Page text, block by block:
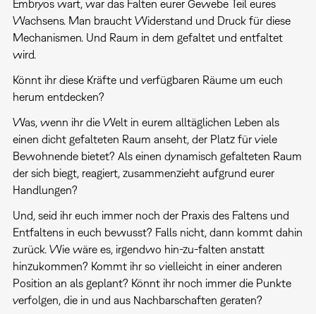
Embryos wart, war das Falten eurer Gewebe Teil eures
Wachsens. Man braucht Widerstand und Druck für diese
Mechanismen. Und Raum in dem gefaltet und entfaltet
wird.
Könnt ihr diese Kräfte und verfügbaren Räume um euch
herum entdecken?
Was, wenn ihr die Welt in eurem alltäglichen Leben als
einen dicht gefalteten Raum anseht, der Platz für viele
Bewohnende bietet? Als einen dynamisch gefalteten Raum
der sich biegt, reagiert, zusammenzieht aufgrund eurer
Handlungen?
Und, seid ihr euch immer noch der Praxis des Faltens und
Entfaltens in euch bewusst? Falls nicht, dann kommt dahin
zurück. Wie wäre es, irgendwo hin-zu-falten anstatt
hinzukommen? Kommt ihr so vielleicht in einer anderen
Position an als geplant? Könnt ihr noch immer die Punkte
verfolgen, die in und aus Nachbarschaften geraten?